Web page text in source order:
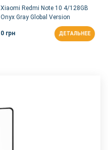
Xiaomi Redmi Note 10 4/128GB
Onyx Gray Global Version
0 грн ДЕТАЛЬНЕЕ